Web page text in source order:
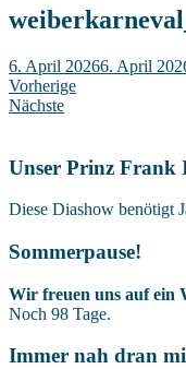
6. April 20266. April
Vorherige
Nächste
Unser Prinz Frank
Diese Diashow benötigt
Sommerpause!
Wir freuen uns auf ein
Noch 98 Tage.
Immer nah dran